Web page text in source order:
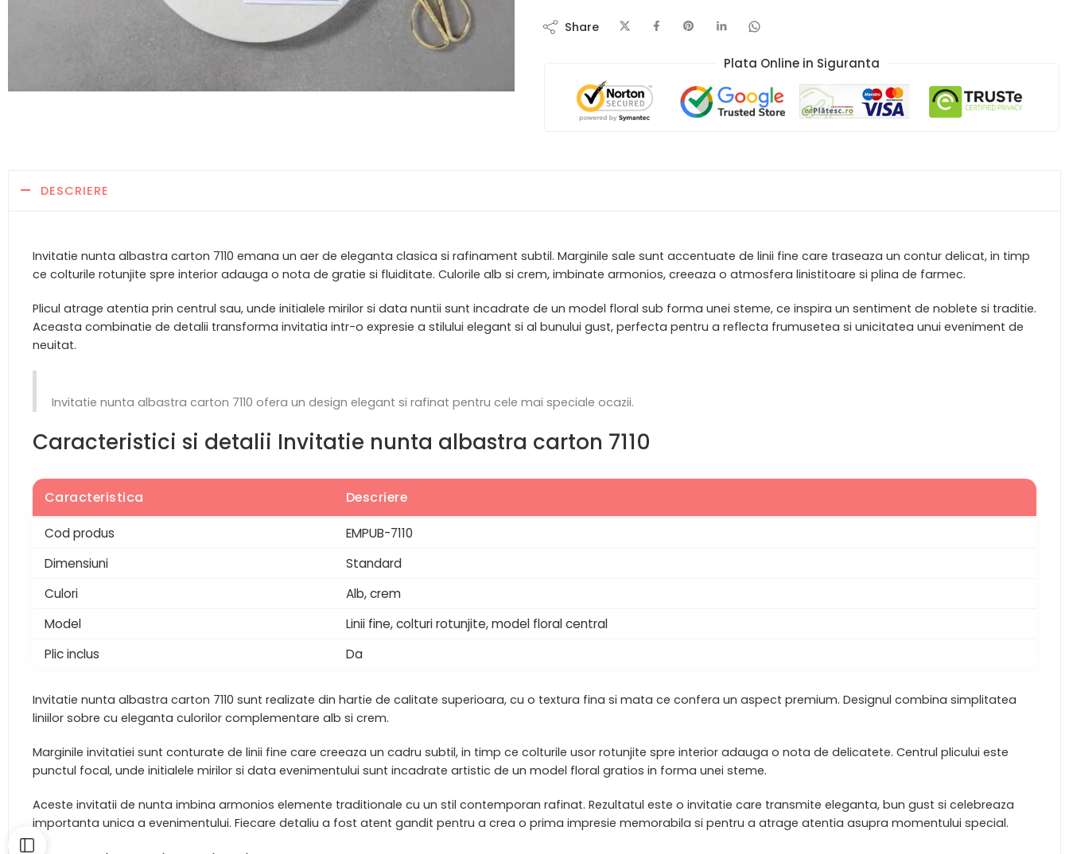
Share
Plata Online in Siguranta​
DESCRIERE
Invitatie nunta albastra carton 7110 emana un aer de eleganta clasica si rafinament subtil. Marginile sale sunt accentuate de linii fine care traseaza un contur delicat, in timp
ce colturile rotunjite spre interior adauga o nota de gratie si fluiditate. Culorile alb si crem, imbinate armonios, creeaza o atmosfera linistitoare si plina de farmec.
Plicul atrage atentia prin centrul sau, unde initialele mirilor si data nuntii sunt incadrate de un model floral sub forma unei steme, ce inspira un sentiment de noblete si traditie.
Aceasta combinatie de detalii transforma invitatia intr-o expresie a stilului elegant si al bunului gust, perfecta pentru a reflecta frumusetea si unicitatea unui eveniment de
neuitat.
Invitatie nunta albastra carton 7110 ofera un design elegant si rafinat pentru cele mai speciale ocazii.
Caracteristici si detalii Invitatie nunta albastra carton 7110
Caracteristica Descriere
Cod produs
EMPUB-7110
Dimensiuni
Standard
Culori
Alb, crem
Model
Linii fine, colturi rotunjite, model floral central
Plic inclus
Da
Invitatie nunta albastra carton 7110 sunt realizate din hartie de calitate superioara, cu o textura fina si mata ce confera un aspect premium. Designul combina simplitatea
liniilor sobre cu eleganta culorilor complementare alb si crem.
Marginile invitatiei sunt conturate de linii fine care creeaza un cadru subtil, in timp ce colturile usor rotunjite spre interior adauga o nota de delicatete. Centrul plicului este
punctul focal, unde initialele mirilor si data evenimentului sunt incadrate artistic de un model floral gratios in forma unei steme.
Aceste invitatii de nunta imbina armonios elemente traditionale cu un stil contemporan rafinat. Rezultatul este o invitatie care transmite eleganta, bun gust si celebreaza
importanta unica a evenimentului. Fiecare detaliu a fost atent gandit pentru a crea o prima impresie memorabila si pentru a atrage atentia asupra momentului special.